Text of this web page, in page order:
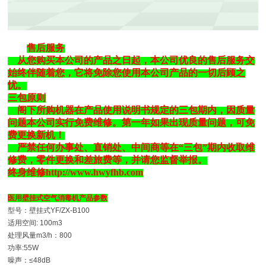
售后服务
从您购买本公司的产品之日起，本公司优良的售后服务交
始终伴随着您，它将免除您使用本公司产品的一切后顾之
忧。
三包原则
阁下所购机器在产品使用说明书规定的三包期内，因质量
问题本公司实行免费维修。第一年如果出现质量问题，可免
费更换新机！
严禁任何办事处、直销处、中间商等在“三包”期内收取维
修费，零件更换和差旅费等，并请您监督举报。
终身维修http://www.hwyfhb.com
医用壁挂式空气消毒机产品参数
型号：壁挂式YF/ZX-B100
适用空间 : 100m3
处理风量m3/h ：800
功率:55W
噪声：≤48dB